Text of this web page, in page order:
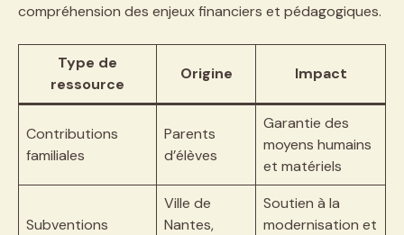
compréhension des enjeux financiers et pédagogiques.
Type de
ressource
Origine Impact
Contributions
familiales
Parents
d’élèves
Garantie des
moyens humains
et matériels
Subventions
Ville de
Nantes,
Soutien à la
modernisation et